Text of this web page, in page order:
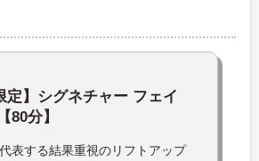
定】シグネチャー フェイ
80分】
表する結果重視のリフトアップ